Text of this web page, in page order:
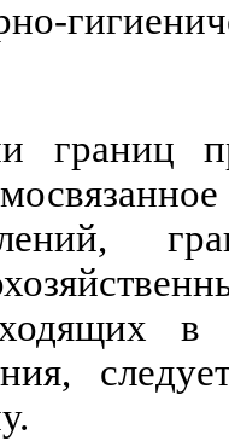
границ
в